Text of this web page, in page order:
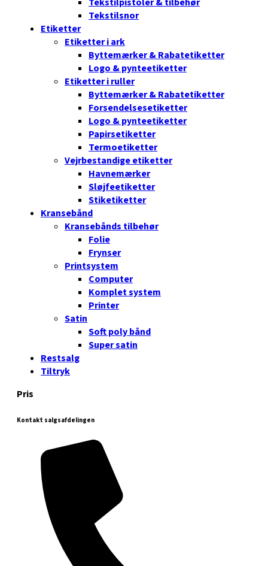
Tekstilsnor
Etiketter
Etiketter i ark
Byttemærker & Rabatetiketter
Logo & pynteetiketter
Etiketter i ruller
Byttemærker & Rabatetiketter
Forsendelsesetiketter
Logo & pynteetiketter
Papirsetiketter
Termoetiketter
Vejrbestandige etiketter
Havnemærker
Sløjfeetiketter
Stiketiketter
Kransebånd
Kransebånds tilbehør
Folie
Frynser
Printsystem
Computer
Komplet system
Printer
Satin
Soft poly bånd
Super satin
Restsalg
Tiltryk
Pris
Kontakt salgsafdelingen